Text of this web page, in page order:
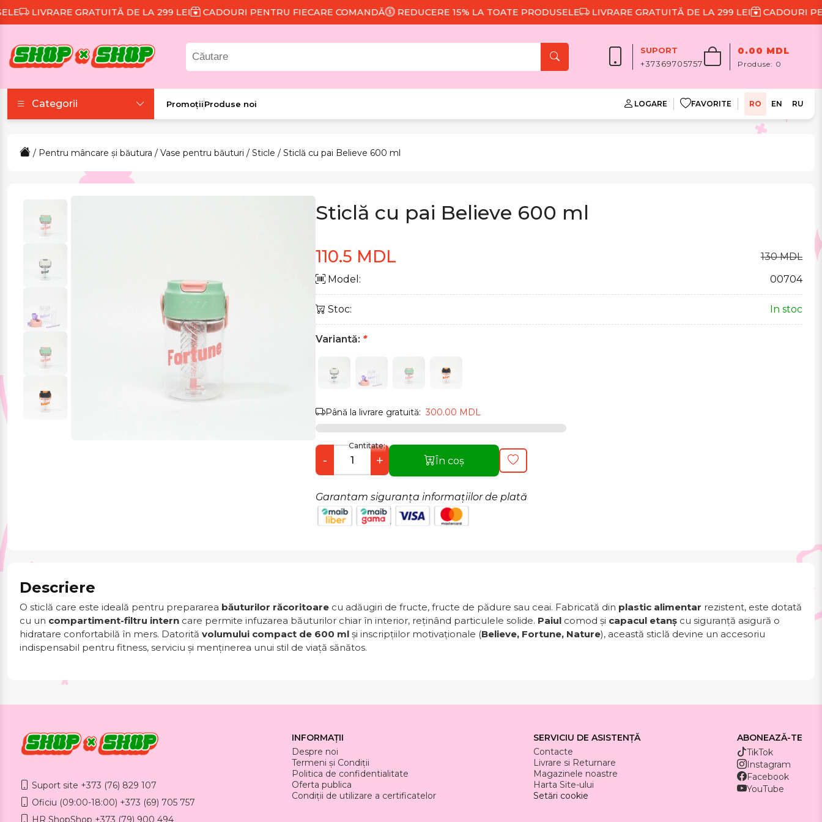
LIVRARE GRATUITĂ DE LA 299 LEI CADOURI PENTRU FIECARE COMANDĂ REDUCERE 15% LA TOATE PRODUSELE LIVRARE GRATUITĂ DE LA 299 LEI CADOURI
SUPORT
+37369705757
0.00 MDL
Produse: 0
Categorii
Colecții tematice
Îmbrăcăminte și
Papetărie
Pentru mâncare și
Produse pentru
PromoțiiProduse noi LOGARE FAVORITE RO EN RU
/ Pentru mâncare și băutura / Vase pentru băuturi / Sticle / Sticlă cu pai Believe 600 ml
Sticlă cu pai Believe 600 ml
110.5 MDL
130 MDL
Model:
00704
Stoc: In stoc
Variantă: *
Până la livrare gratuită:300.00 MDL
Cantitate:
- + În coș
Garantam siguranța informațiilor de plată
Descriere
O sticlă care este ideală pentru prepararea băuturilor răcoritoare cu adăugiri de fructe, fructe de pădure sau ceai. Fabricată din plastic alimentar rezistent, este dotată
cu un compartiment-filtru intern care permite infuzarea băuturilor chiar în interior, reținând particulele solide. Paiul comod și capacul etanș cu siguranță asigură o
hidratare confortabilă în mers. Datorită volumului compact de 600 ml și inscripțiilor motivaționale (Believe, Fortune, Nature), această sticlă devine un accesoriu
indispensabil pentru fitness, serviciu și menținerea unui stil de viață sănătos.
Suport site +373 (76) 829 107
Oficiu (09:00-18:00) +373 (69) 705 757
HR ShopShop +373 (79) 900 494
INFORMAȚII
Despre noi
Termeni și Condiții
Politica de confidentialitate
Oferta publica
Condiții de utilizare a certificatelor
SERVICIU DE ASISTENȚĂ
Contacte
Livrare si Returnare
Magazinele noastre
Harta Site-ului
Setări cookie
ABONEAZĂ-TE
TikTok
Instagram
Facebook
YouTube